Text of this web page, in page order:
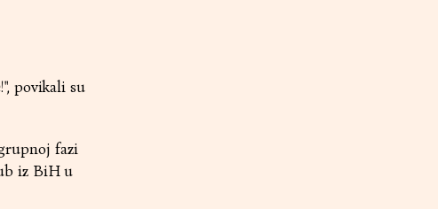
povikali su
fazi
iz BiH u